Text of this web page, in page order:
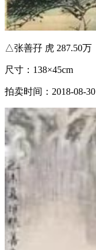
△张善孖 虎 287.50万
尺寸：138×45cm
拍卖时间：2018-08-30